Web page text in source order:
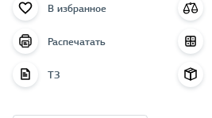
В избранное
Распечатать
ТЗ